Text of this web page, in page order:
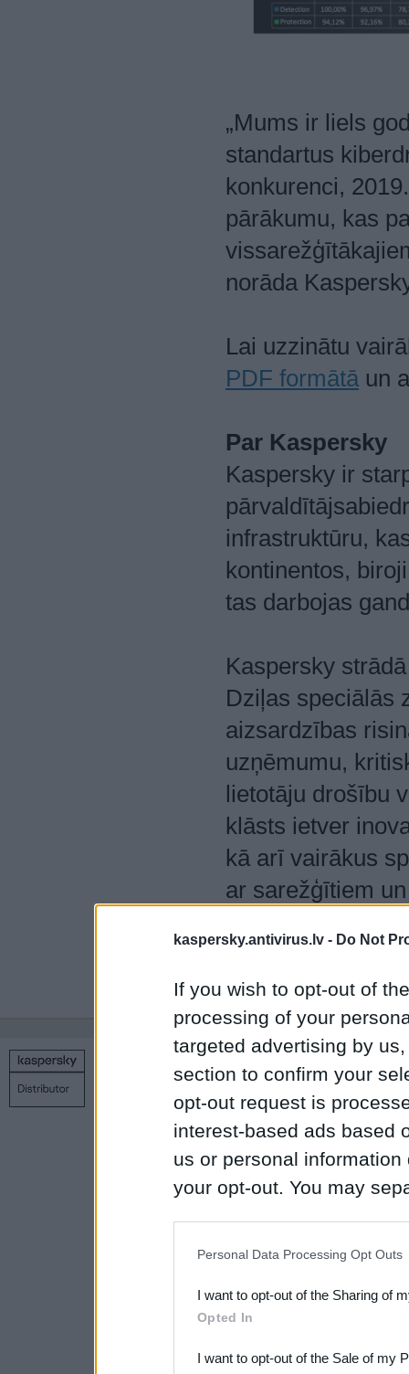
kaspersky.antivirus.lv - Do Not
If you wish to opt-out of
processing of your
targeted advertising by
section to confirm your
opt-out request is
interest-based ads based
us or personal
your opt-out. You may
Downstream Participants
third parties.
Personal Data Processing Opt Outs
I want to opt-out of the Sharing of
Opted In
I want to opt-out of the Sale of my
„Mums ir liels
standartus
konkurenci,
pārākumu, kas
norāda
Lai uzzinātu
PDF formātā un
Par Kaspersky
Kaspersky ir
infrastruktūru,
kontinentos,
tas darbojas
Kaspersky
Dziļas speciālās
aizsardzības
uzņēmumu,
lietotāju drošību
klāsts ietver
kā arī vairākus
ar sarežģītiem
lietotāju un 270
tiem svarīgo.
Copyright © 1998 – 2026 SIA Datoru drošības tehnoloģijas